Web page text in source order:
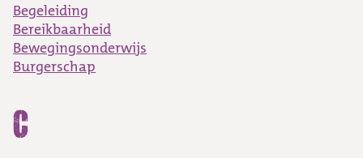
Begeleiding
Bereikbaarheid
Bewegingsonderwijs
Burgerschap
C